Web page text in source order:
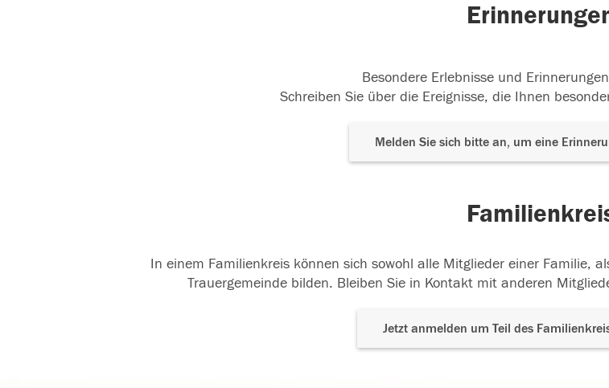
Besondere Erlebnisse und
Schreiben Sie über die Ereignisse, die Ihnen
Melden Sie sich bitte an, um eine
In einem Familienkreis können sich sowohl alle Mitglieder einer Familie,
Trauergemeinde bilden. Bleiben Sie in Kontakt mit anderen
Jetzt anmelden um Teil des